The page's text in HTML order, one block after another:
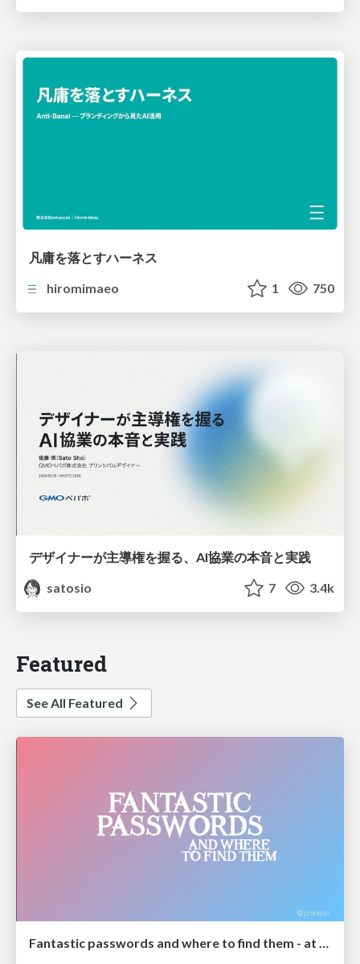
凡庸を落とすハーネス
hiromimaeo
1 750
デザイナーが主導権を握る、AI協業の本音と実践
satosio
7 3.4k
Featured
See All Featured
Fantastic passwords and where to find them - at NoRuKo